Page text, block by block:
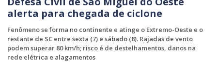
alerta para chegada de ciclone
Fenômeno se forma no continente e atinge o Extremo-Oeste e o
restante de SC entre sexta (7) e sábado (8). Rajadas de vento
podem superar 80 km/h; risco é de destelhamentos, danos na
rede elétrica e alagamentos